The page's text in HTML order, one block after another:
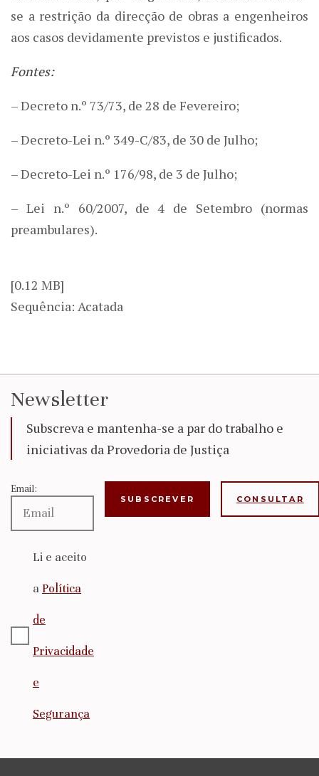
se a restrição da direcção de obras a engenheiros
aos casos devidamente previstos e justificados.
Fontes:
– Decreto n.º 73/73, de 28 de Fevereiro;
– Decreto-Lei n.º 349-C/83, de 30 de Julho;
– Decreto-Lei n.º 176/98, de 3 de Julho;
– Lei n.º 60/2007, de 4 de Setembro (normas
preambulares).
[0.12 MB]
Sequência: Acatada
Newsletter
Subscreva e mantenha-se a par do trabalho e
iniciativas da Provedoria de Justiça
Email:
Li e aceito
a Política
de
Privacidade
e
Segurança
CONSULTAR